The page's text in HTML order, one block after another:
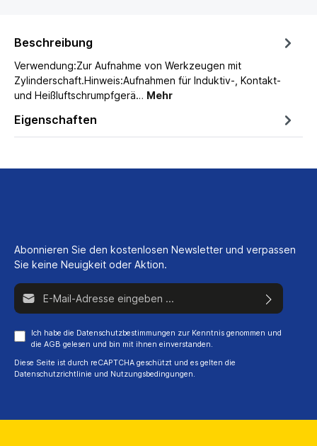
Beschreibung
Verwendung:Zur Aufnahme von Werkzeugen mit
Zylinderschaft.Hinweis:Aufnahmen für Induktiv-, Kontakt-
und Heißluftschrumpfgerä… Mehr
Eigenschaften
Abonnieren Sie den kostenlosen Newsletter und verpassen
Sie keine Neuigkeit oder Aktion.
E-Mail-Adresse*
Ich habe die Datenschutzbestimmungen zur Kenntnis genommen und
die AGB gelesen und bin mit ihnen einverstanden.
Diese Seite ist durch reCAPTCHA geschützt und es gelten die
Datenschutzrichtlinie und Nutzungsbedingungen